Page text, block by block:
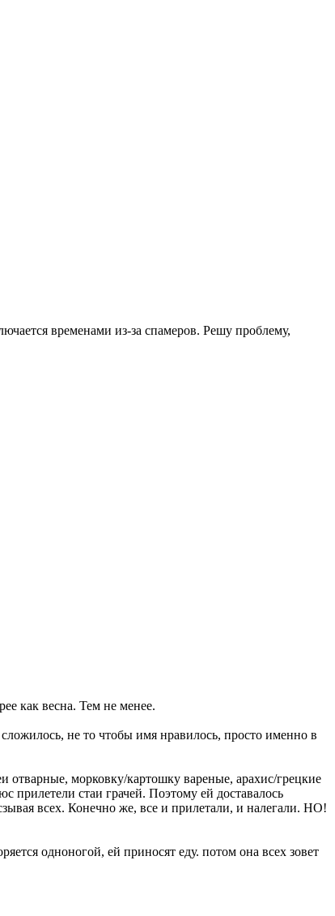
временами из-за спамеров. Решу проблему,
как весна. Тем не менее.
не то чтобы имя нравилось, просто именно в
отварные, морковку/картошку вареные, арахис/грецкие
прилетели стаи грачей. Поэтому ей доставалось
всех. Конечно же, все и прилетали, и налегали. НО!
одноногой, ей приносят еду. потом она всех зовет